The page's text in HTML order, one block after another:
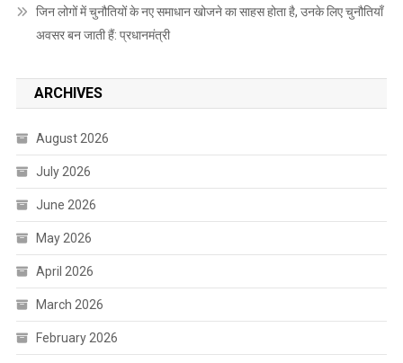
जिन लोगों में चुनौतियों के नए समाधान खोजने का साहस होता है, उनके लिए चुनौतियाँ
अवसर बन जाती हैं: प्रधानमंत्री
ARCHIVES
August 2026
July 2026
June 2026
May 2026
April 2026
March 2026
February 2026